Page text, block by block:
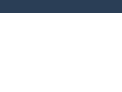
Torna ai contenuti